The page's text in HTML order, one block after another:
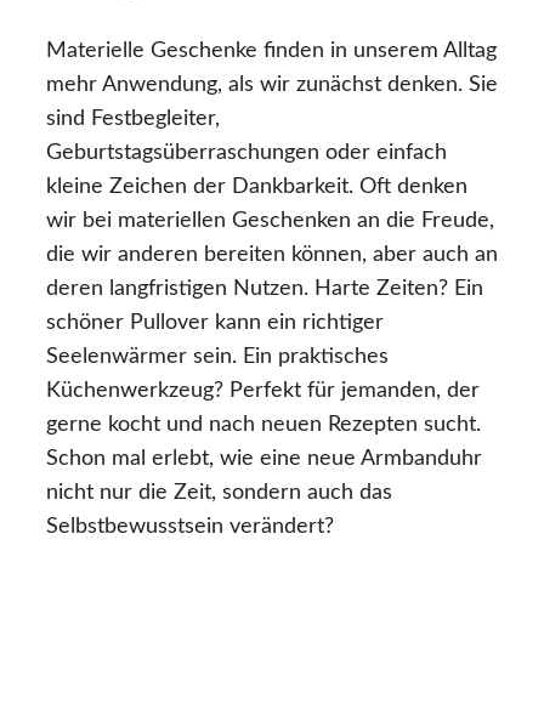
Materielle Geschenke finden in unserem Alltag
mehr Anwendung, als wir zunächst denken. Sie
sind Festbegleiter,
Geburtstagsüberraschungen oder einfach
kleine Zeichen der Dankbarkeit. Oft denken
wir bei materiellen Geschenken an die Freude,
die wir anderen bereiten können, aber auch an
deren langfristigen Nutzen. Harte Zeiten? Ein
schöner Pullover kann ein richtiger
Seelenwärmer sein. Ein praktisches
Küchenwerkzeug? Perfekt für jemanden, der
gerne kocht und nach neuen Rezepten sucht.
Schon mal erlebt, wie eine neue Armbanduhr
nicht nur die Zeit, sondern auch das
Selbstbewusstsein verändert?